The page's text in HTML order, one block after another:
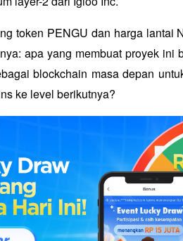
token PENGU dan harga lantai
apa yang membuat proyek ini
blockchain masa depan
ke level berikutnya?